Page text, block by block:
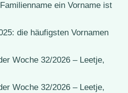
ein Vorname ist
die häufigsten Vornamen
Woche 32/2026 – Leetje,
Woche 32/2026 – Leetje,